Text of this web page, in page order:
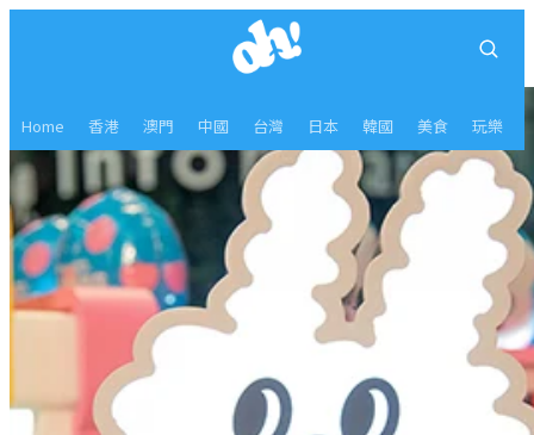
Home 香港 澳門 中國 台灣 日本 韓國 美食 玩樂